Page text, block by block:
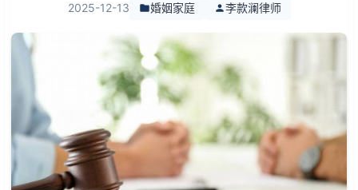
2025-12-13 婚姻家庭 李款澜律师